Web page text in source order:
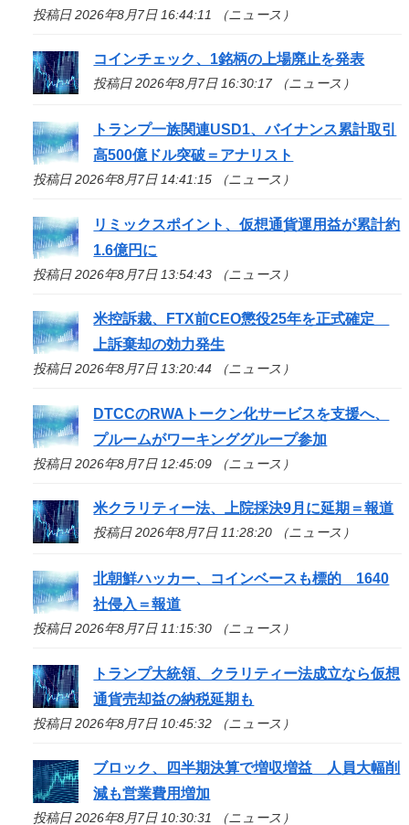
投稿日 2026年8月7日 16:44:11 （ニュース）
コインチェック、1銘柄の上場廃止を発表
投稿日 2026年8月7日 16:30:17 （ニュース）
トランプ一族関連USD1、バイナンス累計取引
高500億ドル突破＝アナリスト
投稿日 2026年8月7日 14:41:15 （ニュース）
リミックスポイント、仮想通貨運用益が累計約
1.6億円に
投稿日 2026年8月7日 13:54:43 （ニュース）
米控訴裁、FTX前CEO懲役25年を正式確定
上訴棄却の効力発生
投稿日 2026年8月7日 13:20:44 （ニュース）
DTCCのRWAトークン化サービスを支援へ、
プルームがワーキンググループ参加
投稿日 2026年8月7日 12:45:09 （ニュース）
米クラリティー法、上院採決9月に延期＝報道
投稿日 2026年8月7日 11:28:20 （ニュース）
北朝鮮ハッカー、コインベースも標的 1640
社侵入＝報道
投稿日 2026年8月7日 11:15:30 （ニュース）
トランプ大統領、クラリティー法成立なら仮想
通貨売却益の納税延期も
投稿日 2026年8月7日 10:45:32 （ニュース）
ブロック、四半期決算で増収増益 人員大幅削
減も営業費用増加
投稿日 2026年8月7日 10:30:31 （ニュース）